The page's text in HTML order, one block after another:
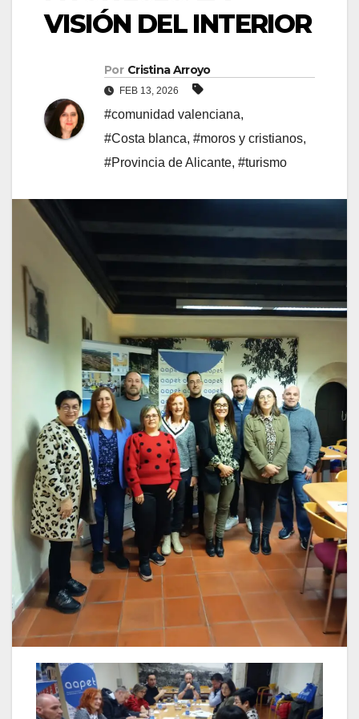
VISIÓN DEL INTERIOR
Por Cristina Arroyo
FEB 13, 2026
#comunidad valenciana,
#Costa blanca, #moros y cristianos,
#Provincia de Alicante, #turismo